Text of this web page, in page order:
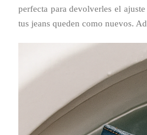
perfecta para devolverles el
tus jeans queden como nuevos.